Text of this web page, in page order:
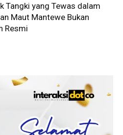
Tangki yang Tewas dalam
Maut Mantewe Bukan
Resmi